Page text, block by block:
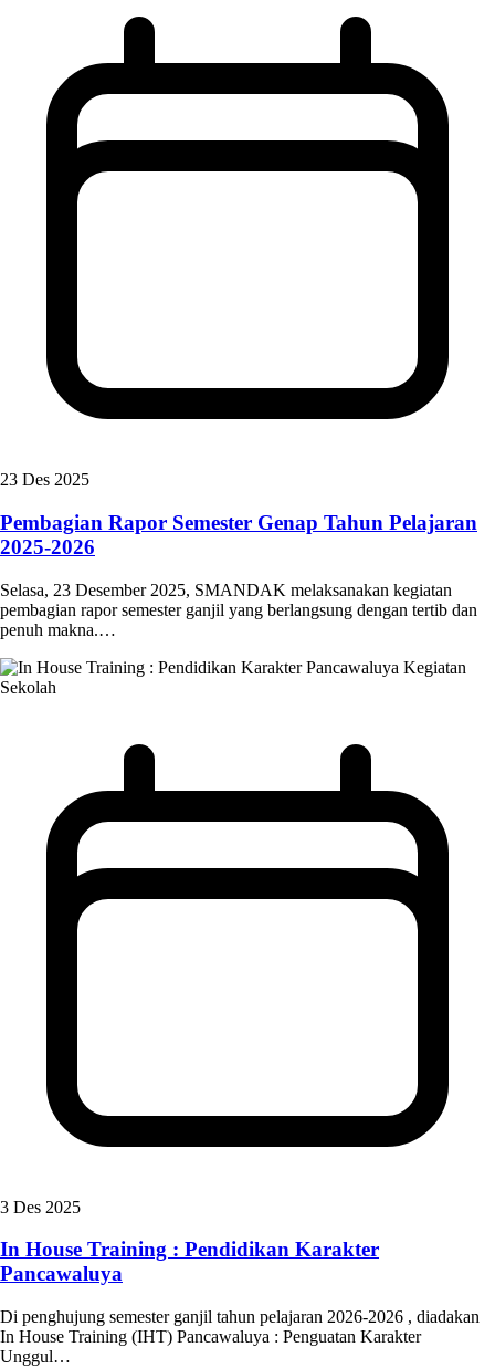
23 Des 2025
Pembagian Rapor Semester Genap Tahun Pelajaran
2025-2026
Selasa, 23 Desember 2025, SMANDAK melaksanakan kegiatan
pembagian rapor semester ganjil yang berlangsung dengan tertib dan
penuh makna.…
Kegiatan
Sekolah
3 Des 2025
In House Training : Pendidikan Karakter
Pancawaluya
Di penghujung semester ganjil tahun pelajaran 2026-2026 , diadakan
In House Training (IHT) Pancawaluya : Penguatan Karakter
Unggul…